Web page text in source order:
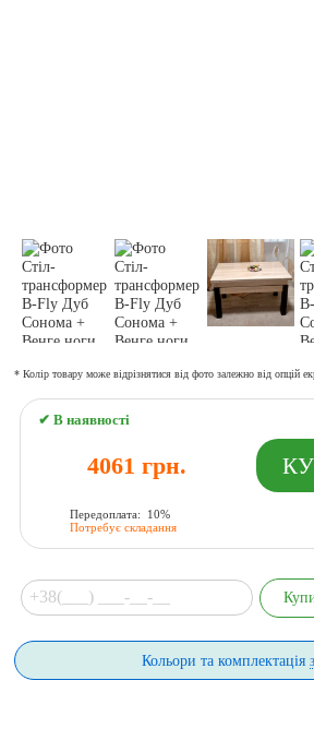
* Колір товару може відрізнятися від фото залежно від опцій
✔ В наявності
4061 грн.
Передоплата: 10%
Потребує складання
Кольори та комплектація